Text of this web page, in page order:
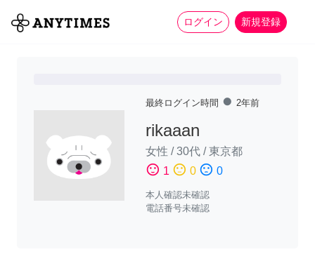
ログイン 新規登録
全て 家事 more_horiz
最終ログイン時間 fiber_manual_record 2年前
rikaaan
女性 /30代 /東京都
sentiment_satisfied 1 sentiment_neutral 0 sentiment_dissatisfied 0
本人確認未確認
電話番号未確認